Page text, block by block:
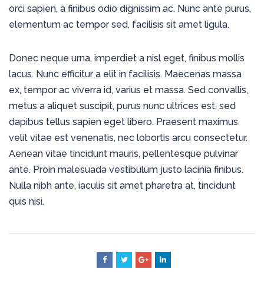
orci sapien, a finibus odio dignissim ac. Nunc ante purus,
elementum ac tempor sed, facilisis sit amet ligula.
Donec neque urna, imperdiet a nisl eget, finibus mollis
lacus. Nunc efficitur a elit in facilisis. Maecenas massa
ex, tempor ac viverra id, varius et massa. Sed convallis,
metus a aliquet suscipit, purus nunc ultrices est, sed
dapibus tellus sapien eget libero. Praesent maximus
velit vitae est venenatis, nec lobortis arcu consectetur.
Aenean vitae tincidunt mauris, pellentesque pulvinar
ante. Proin malesuada vestibulum justo lacinia finibus.
Nulla nibh ante, iaculis sit amet pharetra at, tincidunt
quis nisi.